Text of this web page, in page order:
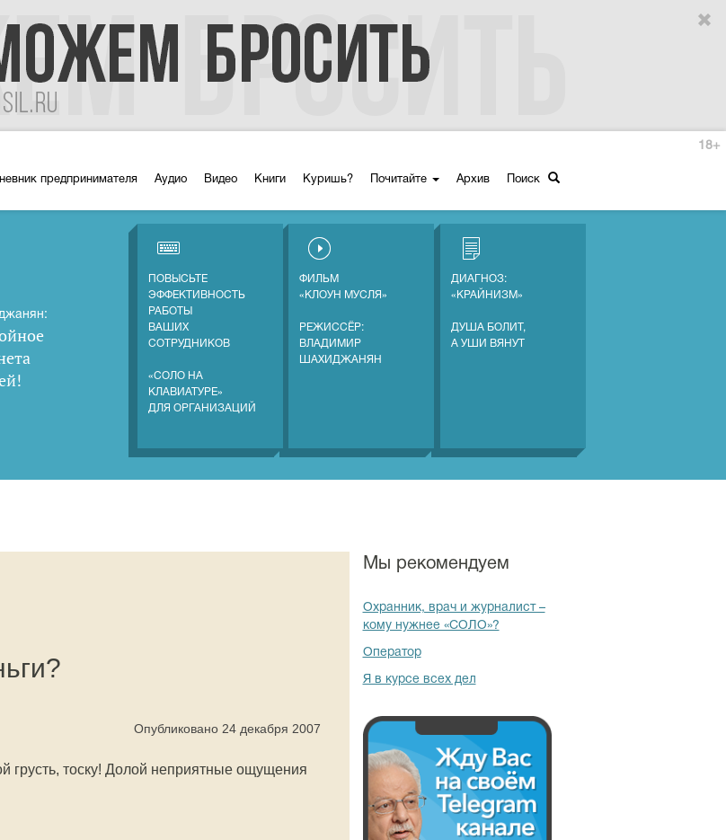
предпринимателя Аудио Видео Книги Куришь? Почитайте Архив Поиск
18+
!
ПОВЫСЬТЕ
ЭФФЕКТИВНОСТЬ
РАБОТЫ
ВАШИХ
СОТРУДНИКОВ
«СОЛО НА
КЛАВИАТУРЕ»
ДЛЯ ОРГАНИЗАЦИЙ
ФИЛЬМ
«КЛОУН МУСЛЯ»
РЕЖИССЁР:
ВЛАДИМИР
ШАХИДЖАНЯН
ДИАГНОЗ:
«КРАЙНИЗМ»
ДУША БОЛИТ,
А УШИ ВЯНУТ
Опубликовано 24 декабря 2007
грусть, тоску! Долой неприятные ощущения
Мы рекомендуем
Охранник, врач и журналист –
кому нужнее «СОЛО»?
Оператор
Я в курсе всех дел